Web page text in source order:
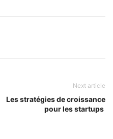
Next article
Les stratégies de croissance
pour les startups